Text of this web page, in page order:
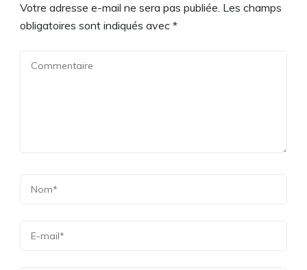
Votre adresse e-mail ne sera pas publiée. Les champs
obligatoires sont indiqués avec *